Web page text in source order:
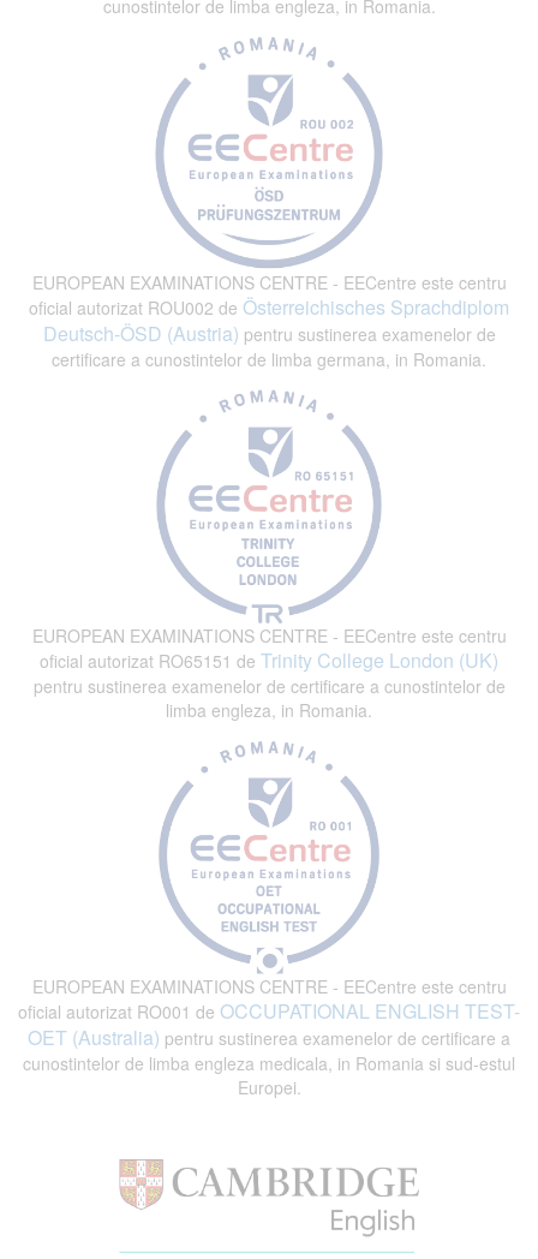
cunostintelor de limba engleza, in Romania.
EUROPEAN EXAMINATIONS CENTRE - EECentre este centru
oficial autorizat ROU002 de Österreichisches Sprachdiplom
Deutsch-ÖSD (Austria) pentru sustinerea examenelor de
certificare a cunostintelor de limba germana, in Romania.
EUROPEAN EXAMINATIONS CENTRE - EECentre este centru
oficial autorizat RO65151 de Trinity College London (UK)
pentru sustinerea examenelor de certificare a cunostintelor de
limba engleza, in Romania.
EUROPEAN EXAMINATIONS CENTRE - EECentre este centru
oficial autorizat RO001 de OCCUPATIONAL ENGLISH TEST-
OET (Australia) pentru sustinerea examenelor de certificare a
cunostintelor de limba engleza medicala, in Romania si sud-estul
Europei.